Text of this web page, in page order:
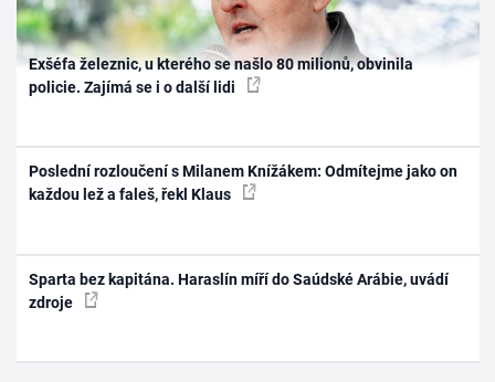
Exšéfa železnic, u kterého se našlo 80 milionů, obvinila
policie. Zajímá se i o další lidi
Poslední rozloučení s Milanem Knížákem: Odmítejme jako on
každou lež a faleš, řekl Klaus
Sparta bez kapitána. Haraslín míří do Saúdské Arábie, uvádí
zdroje